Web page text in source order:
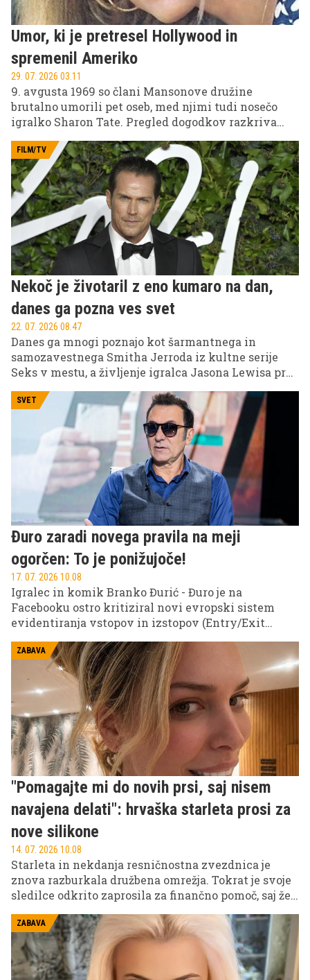
Umor, ki je pretresel Hollywood in
spremenil Ameriko
29. 07. 2026 03.11
9. avgusta 1969 so člani Mansonove družine
brutalno umorili pet oseb, med njimi tudi nosečo
igralko Sharon Tate. Pregled dogodkov razkriva
zgodovini in motivacijo zloglasnega kulta.
FILM/TV
Nekoč je životaril z eno kumaro na dan,
danes ga pozna ves svet
22. 07. 2026 08.47
Danes ga mnogi poznajo kot šarmantnega in
samozavestnega Smitha Jerroda iz kultne serije
Seks v mestu, a življenje igralca Jasona Lewisa pred
postal prepoznaven obraz Hollywooda, se je moral
boriti za preživetje in pogosto živeti zelo skromno.
SVET
Đuro zaradi novega pravila na meji
ogorčen: To je ponižujoče!
17. 07. 2026 10.08
Igralec in komik Branko Đurić - Đuro je na
Facebooku ostro kritiziral novi evropski sistem
evidentiranja vstopov in izstopov (Entry/Exit
kontrol na zunanjih schengenskih mejah.
ZABAVA
"Pomagajte mi do novih prsi, saj nisem
navajena delati": hrvaška starleta prosi za
nove silikone
14. 07. 2026 10.08
Starleta in nekdanja resničnostna zvezdnica je
znova razburkala družbena omrežja. Tokrat je svoje
sledilce odkrito zaprosila za finančno pomoč, saj želi
in zamenjati silikonske prsne vsadke.
ZABAVA